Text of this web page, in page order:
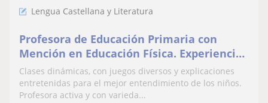
Lengua Castellana y Literatura
Profesora de Educación Primaria con
Mención en Educación Física. Experiencia
en clases particulares desde hace 6 años,
con una escuela de ciclismo en gAlapagar
Clases dinámicas, con juegos diversos y explicaciones
entretenidas para el mejor entendimiento de los niños.
Profesora activa y con varieda...